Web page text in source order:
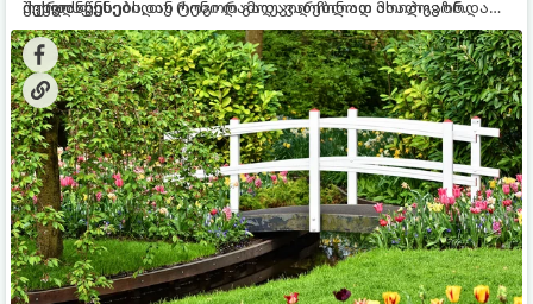
ქვედა ფენებიდან ტენი დამოუკიდებლად მოიპოვონ.
შეხვდნენ.
ოქროს წესებს, თუ როგორ გადავარჩინოთ ახალგაზრდა
ხეები ზაფხულის სიცხეში: